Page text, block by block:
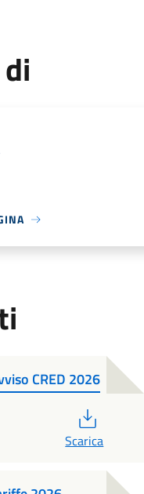
CRED 2026
Scarica